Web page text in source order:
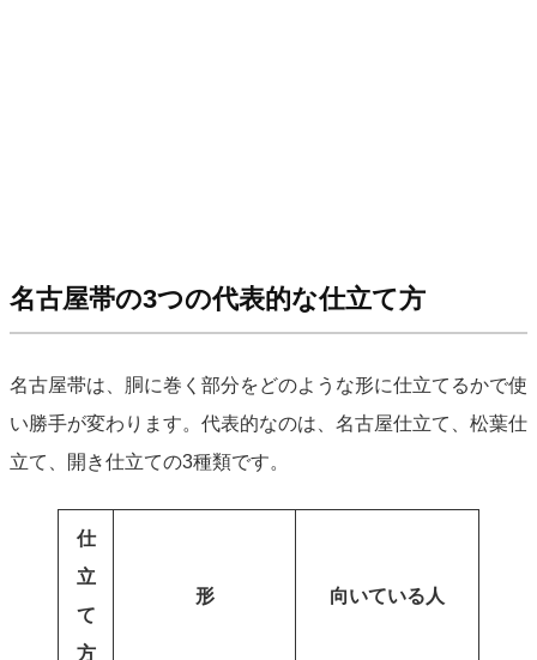
名古屋帯の3つの代表的な仕立て方
名古屋帯は、胴に巻く部分をどのような形に仕立てるかで使
い勝手が変わります。代表的なのは、名古屋仕立て、松葉仕
立て、開き仕立ての3種類です。
仕
立
て
方
形 向いている人